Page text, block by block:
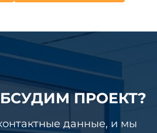
ПРОЕКТ?
данные, и мы